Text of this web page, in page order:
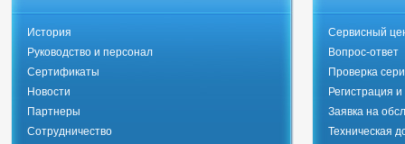
История
Руководство и персонал
Сертификаты
Новости
Партнеры
Сотрудничество
Сервисный
Вопрос-ответ
Проверка
Регистрация
Заявка на
Техническая